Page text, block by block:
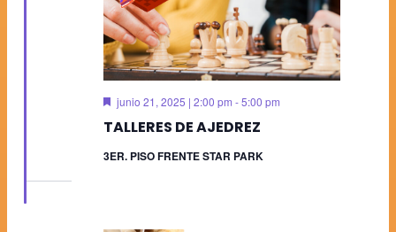
TALLERES DE AJEDREZ
Destacado
junio 21, 2025 | 2:00 pm -5:00 pm
3ER. PISO FRENTE STAR PARK